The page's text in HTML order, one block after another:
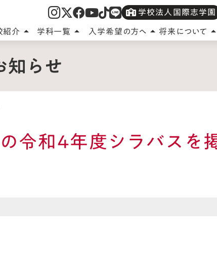
知らせ
令和4年度シラバスを
学校法人国際志学園
介 arrow_drop_up 学科一覧 arrow_drop_up 入学希望の方へ arrow_drop_up 将来について arrow_drop_up